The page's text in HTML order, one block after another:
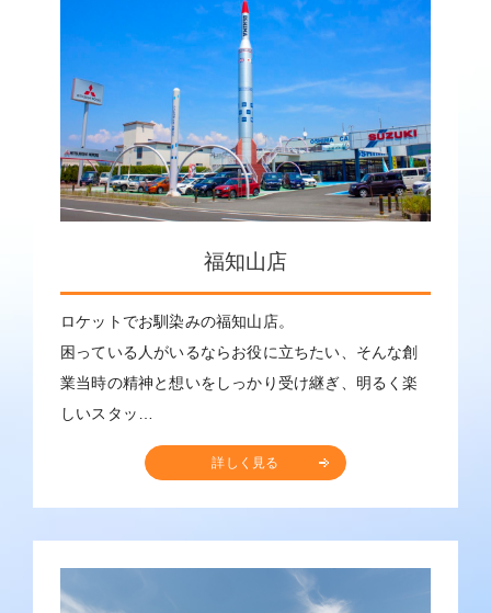
福知山店
ロケットでお馴染みの福知山店。
困っている人がいるならお役に立ちたい、そんな創
業当時の精神と想いをしっかり受け継ぎ、明るく楽
しいスタッ…
詳しく見る